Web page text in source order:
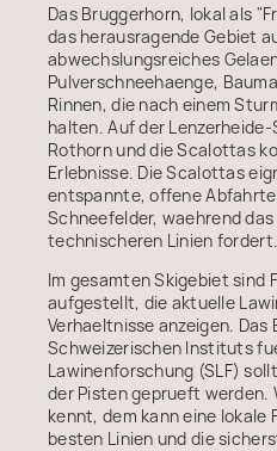
Das Bruggerhorn, lokal als
das herausragende Gebiet
abwechslungsreiches
Pulverschneehaenge,
Rinnen, die nach einem
halten. Auf der
Rothorn und die Scalottas
Erlebnisse. Die Scalottas
entspannte, offene
Schneefelder, waehrend
technischeren Linien fordert.
Im gesamten Skigebiet sind
aufgestellt, die aktuelle
Verhaeltnisse anzeigen. Das
Schweizerischen Instituts
Lawinenforschung (SLF)
der Pisten geprueft werden.
kennt, dem kann eine lokale
besten Linien und die